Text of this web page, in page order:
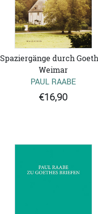
Spaziergänge durch
Weimar
PAUL RAABE
€16,90